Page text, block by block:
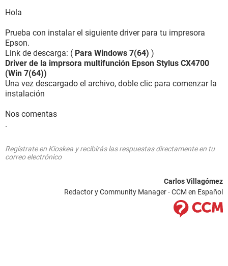
Hola
Prueba con instalar el siguiente driver para tu impresora
Epson.
Link de descarga: ( Para Windows 7(64) )
Driver de la imprsora multifunción Epson Stylus CX4700
(Win 7(64))
Una vez descargado el archivo, doble clic para comenzar la
instalación
Nos comentas
.
Regístrate en Kioskea y recibirás las respuestas directamente en tu
correo electrónico
Carlos Villagómez
Redactor y Community Manager - CCM en Español